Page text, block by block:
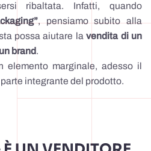
ribaltata. Infatti, quando
, pensiamo subito alla
possa aiutare lavendita di un
brand.
elemento marginale, adesso il
integrante del prodotto.